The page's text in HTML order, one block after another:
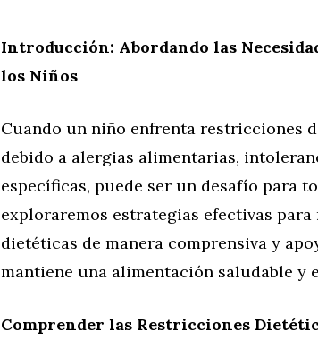
Introducción: Abordando las
los Niños
Cuando un niño enfrenta restricciones
debido a alergias alimentarias,
específicas, puede ser un desafío para
exploraremos estrategias efectivas
dietéticas de manera comprensiva y
mantiene una alimentación saludable y
Comprender las Restricciones